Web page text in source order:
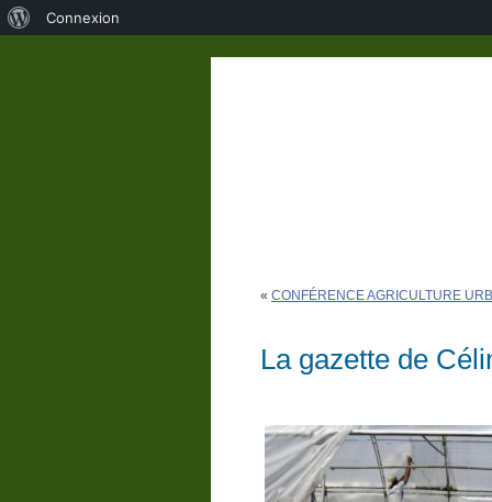
« CONFÉRENCE AGRICULTURE
La gazette de
Connexion